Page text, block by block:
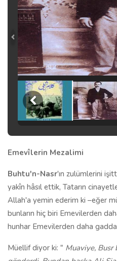
Emevîlerin Mezalimi
Buhtu'n-Nasr'ın zulümlerini
yakîn hâsıl ettik, Tatarın
Allah'a yemin ederim ki –eğer
bunların hiç biri Emevilerden
hunhar Emevilerden daha
Müellif diyor ki: " Muaviye, Busr